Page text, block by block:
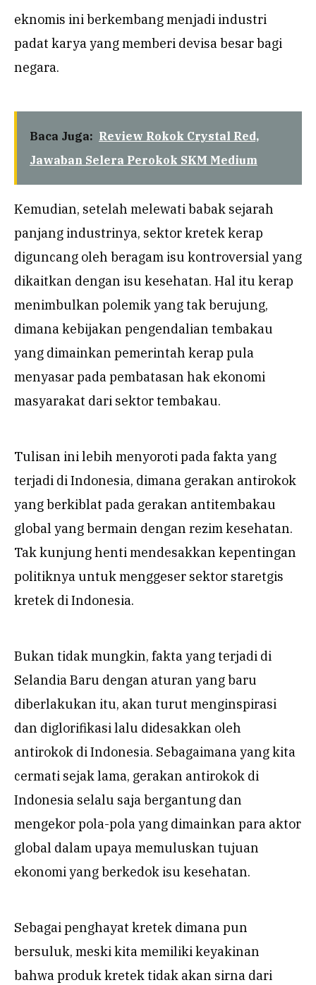
eknomis ini berkembang menjadi industri
padat karya yang memberi devisa besar bagi
negara.
Baca Juga: Review Rokok Crystal Red,
Jawaban Selera Perokok SKM Medium
Kemudian, setelah melewati babak sejarah
panjang industrinya, sektor kretek kerap
diguncang oleh beragam isu kontroversial yang
dikaitkan dengan isu kesehatan. Hal itu kerap
menimbulkan polemik yang tak berujung,
dimana kebijakan pengendalian tembakau
yang dimainkan pemerintah kerap pula
menyasar pada pembatasan hak ekonomi
masyarakat dari sektor tembakau.
Tulisan ini lebih menyoroti pada fakta yang
terjadi di Indonesia, dimana gerakan antirokok
yang berkiblat pada gerakan antitembakau
global yang bermain dengan rezim kesehatan.
Tak kunjung henti mendesakkan kepentingan
politiknya untuk menggeser sektor staretgis
kretek di Indonesia.
Bukan tidak mungkin, fakta yang terjadi di
Selandia Baru dengan aturan yang baru
diberlakukan itu, akan turut menginspirasi
dan diglorifikasi lalu didesakkan oleh
antirokok di Indonesia. Sebagaimana yang kita
cermati sejak lama, gerakan antirokok di
Indonesia selalu saja bergantung dan
mengekor pola-pola yang dimainkan para aktor
global dalam upaya memuluskan tujuan
ekonomi yang berkedok isu kesehatan.
Sebagai penghayat kretek dimana pun
bersuluk, meski kita memiliki keyakinan
bahwa produk kretek tidak akan sirna dari